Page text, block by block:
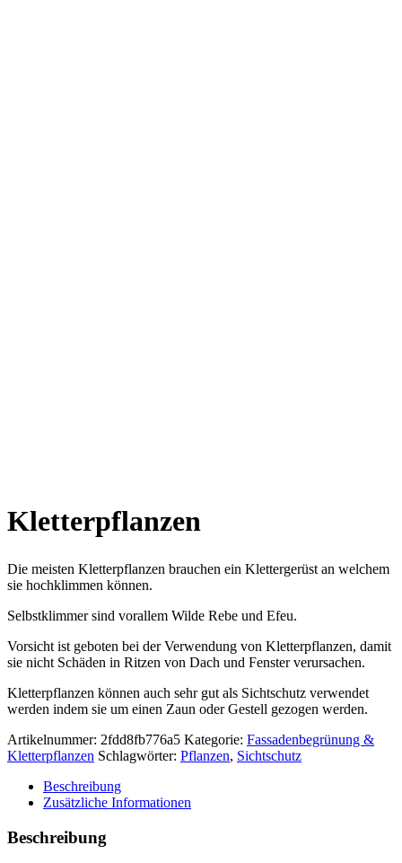
Kletterpflanzen
Die meisten Kletterpflanzen brauchen ein Klettergerüst an welchem
sie hochklimmen können.
Selbstklimmer sind vorallem Wilde Rebe und Efeu.
Vorsicht ist geboten bei der Verwendung von Kletterpflanzen, damit
sie nicht Schäden in Ritzen von Dach und Fenster verursachen.
Kletterpflanzen können auch sehr gut als Sichtschutz verwendet
werden indem sie um einen Zaun oder Gestell gezogen werden.
Artikelnummer: 2fdd8fb776a5 Kategorie: Fassadenbegrünung &
Kletterpflanzen Schlagwörter: Pflanzen, Sichtschutz
Beschreibung
Zusätzliche Informationen
Beschreibung